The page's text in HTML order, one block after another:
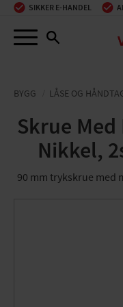
Menu
SIKKER E-HANDEL
BYGG LÅSE OG
Skrue
Nikkel,
90 mm trykskrue med